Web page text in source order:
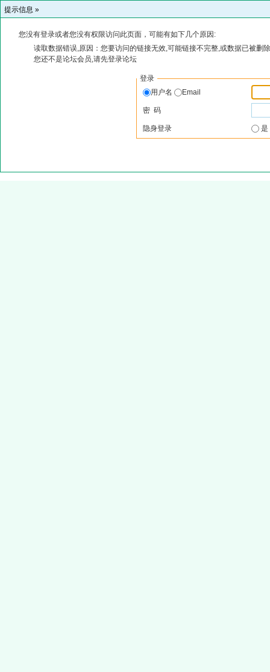
提示信息 »
您没有登录或者您没有权限访问此页面，可能有如下几个原因:
读取数据错误,原因：您要访问的链接无效,可能链接不完整,或数据已被删
您还不是论坛会员,请先登录论坛
登录
用户名
Email
密 码
隐身登录